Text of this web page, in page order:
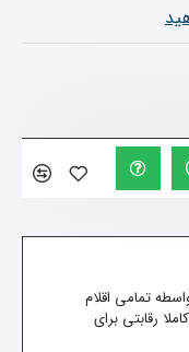
تمامی اقلام
رقابتی برای